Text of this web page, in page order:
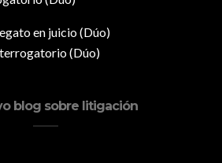
blog sobre litigación